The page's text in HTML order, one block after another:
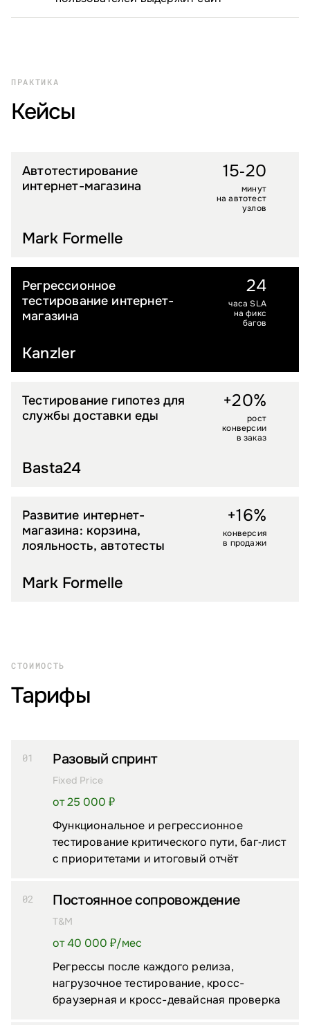
ПРАКТИКА
Кейсы
FASHION
Mark Formelle
Автотестирование
интернет-магазина
15‑20
минут
на автотест
узлов
FASHION
Kanzler
Регрессионное
тестирование интернет-
магазина
24
часа SLA
на фикс
багов
ПРОДУКТЫ ОНЛАЙН
Basta24
Тестирование гипотез для
службы доставки еды
+20%
рост
конверсии
в заказ
FASHION
Mark Formelle
Развитие интернет-
магазина: корзина,
лояльность, автотесты
+16%
конверсия
в продажи
СТОИМОСТЬ
Тарифы
01 Разовый спринт
Fixed Price
Функциональное и регрессионное
тестирование критического пути, баг‑лист
с приоритетами и итоговый отчёт
от 25 000 ₽
02 Постоянное сопровождение
T&M
Регрессы после каждого релиза,
нагрузочное тестирование, кросс-
браузерная и кросс-девайсная проверка
от 40 000 ₽/⁠мес